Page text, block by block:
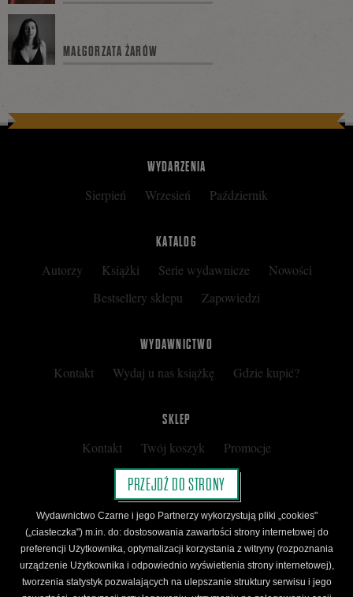
na
MAŁGORZATA ŻARÓW
WYDARZENIA
Sierpień Wrzesień Październik
KATALOG
Autorzy Książki Serie wydawnicze
Nowości
Bestsellery sklepu
Zapowiedzi
WYDAWNICTWO
Kontakt Wydaj u nas książkę Gdzie kupić?
SKLEP
Kontakt Twój koszyk
Promocje
Kup kartę podarunkową
Nota prawna
Regulamin
Polityka prywatności
Regulamin Klubu Czarnego
Regulamin Karty Podarunkowej
PRZEJDŹ DO STRONY
Wydawnictwo Czarne i jego Partnerzy wykorzystują pliki „cookies"
(„ciasteczka") m.in. do: dostosowania zawartości strony internetowej do
preferencji Użytkownika, optymalizacji korzystania z witryny (rozpoznania
urządzenie Użytkownika i odpowiednio wyświetlenia strony internetowej),
tworzenia statystyk pozwalających na ulepszanie struktury serwisu i jego